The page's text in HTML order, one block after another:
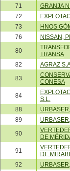
71
GRANJA
72
73
HNOS
76
NISSAN,
80
TRANSA
82
AGRAZ
83
CONESA
84
S.L.
88
89
90
DE
91
DE
92